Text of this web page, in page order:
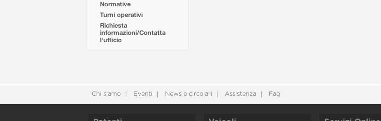
Normative
Turni operativi
Richiesta
informazioni/Contatta
l'ufficio
Chi siamo Eventi News e circolari Assistenza Faq